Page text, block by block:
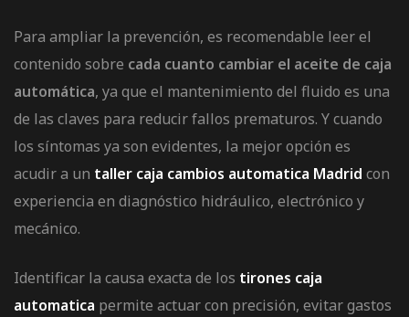
Para ampliar la prevención, es recomendable leer el
contenido sobre cada cuanto cambiar el aceite de caja
automática, ya que el mantenimiento del fluido es una
de las claves para reducir fallos prematuros. Y cuando
los síntomas ya son evidentes, la mejor opción es
acudir a un taller caja cambios automatica Madrid con
experiencia en diagnóstico hidráulico, electrónico y
mecánico.
Identificar la causa exacta de los tirones caja
automatica permite actuar con precisión, evitar gastos